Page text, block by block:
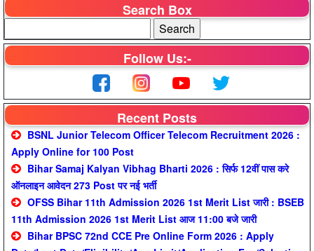
Search Box
Follow Us:-
Recent Posts
BSNL Junior Telecom Officer Telecom Recruitment 2026 :
Apply Online for 100 Post
Bihar Samaj Kalyan Vibhag Bharti 2026 : सिर्फ 12वीं पास करे
ऑनलाइन आवेदन 273 Post पर नई भर्ती
OFSS Bihar 11th Admission 2026 1st Merit List जारी : BSEB
11th Admission 2026 1st Merit List आज 11:00 बजे जारी
Bihar BPSC 72nd CCE Pre Online Form 2026 : Apply